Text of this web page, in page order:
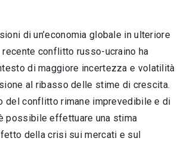
di un’economia globale in ulteriore
conflitto russo-ucraino ha
di maggiore incertezza e volatilità
al ribasso delle stime di crescita.
del conflitto rimane imprevedibile e di
possibile effettuare una stima
della crisi sui mercati e sul